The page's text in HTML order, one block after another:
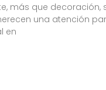
más que decoración,
una atención
en